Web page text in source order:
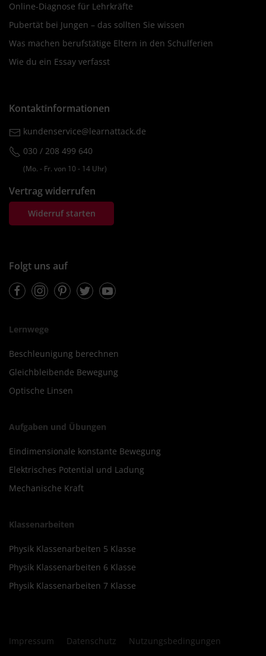
Online-Diagnose für Lehrkräfte
Pubertät bei Jungen – das sollten Sie wissen
Was machen berufstätige Eltern in den Schulferien
Wie du ein Essay verfasst
Kontaktinformationen
kundenservice@learnattack.de
030 / 208 499 640
(Mo. ‐ Fr. von 10 ‐ 14 Uhr)
Vertrag widerrufen
Widerruf starten
Folgt uns auf
FacebookInstagramPinterestTwitterYoutube
Lernwege
Beschleunigung berechnen
Gleichbleibende Bewegung
Optische Linsen
Aufgaben und Übungen
Eindimensionale konstante Bewegung
Elektrisches Potential und Ladung
Mechanische Kraft
Klassenarbeiten
Physik Klassenarbeiten 5 Klasse
Physik Klassenarbeiten 6 Klasse
Physik Klassenarbeiten 7 Klasse
Impressum Datenschutz Nutzungsbedingungen